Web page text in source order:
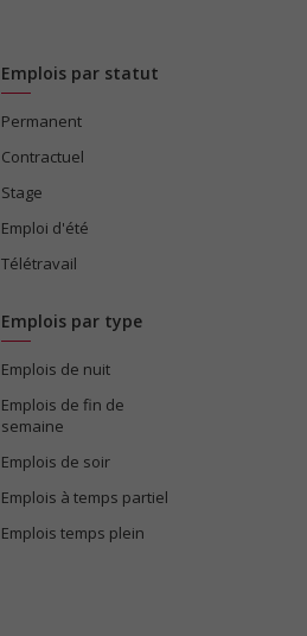
Emplois par statut
Permanent
Contractuel
Stage
Emploi d'été
Télétravail
Emplois par type
Emplois de nuit
Emplois de fin de
semaine
Emplois de soir
Emplois à temps partiel
Emplois temps plein